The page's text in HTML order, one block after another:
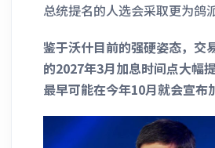
总统提名的人选会采取更为鸽
鉴于沃什目前的强硬姿态，交
的2027年3月加息时间点大幅
最早可能在今年10月就会宣布